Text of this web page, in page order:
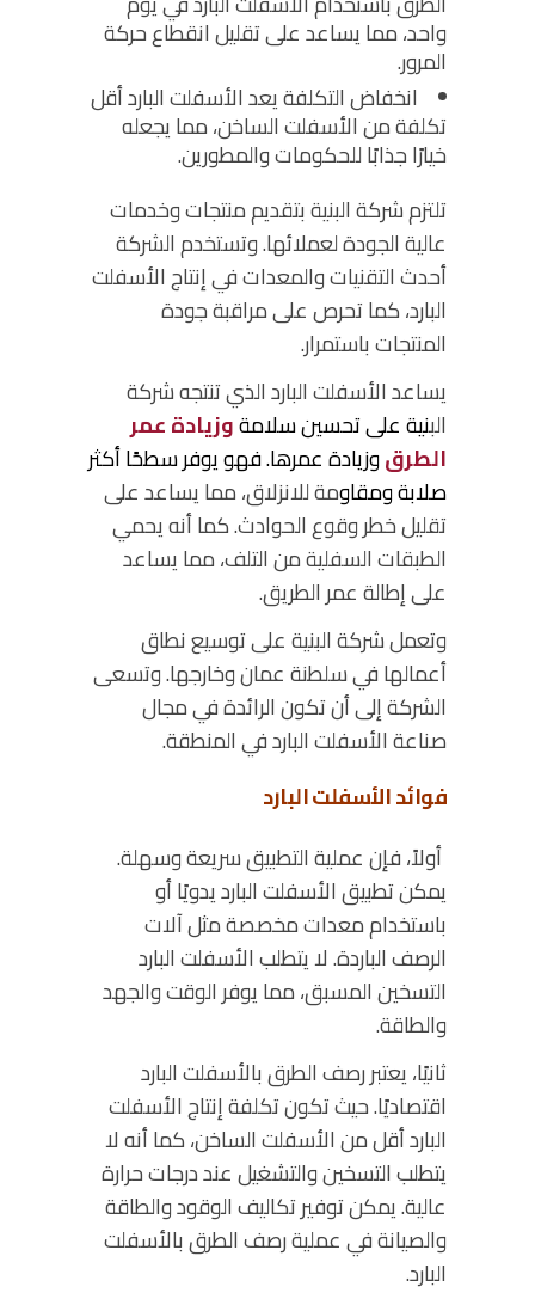
واحد، مما يساعد على تقليل انقطاع حركة
المرور.
انخفاض التكلفةيعد الأسفلت البارد أقل
تكلفة من الأسفلت الساخن، مما يجعله
خيارًا جذابًا للحكومات والمطورين.
تلتزم شركة البنية بتقديم منتجات وخدمات
عالية الجودة لعملائها. وتستخدم الشركة
أحدث التقنيات والمعدات في إنتاج الأسفلت
البارد، كما تحرص على مراقبة جودة
المنتجات باستمرار.
يساعد الأسفلت البارد الذي تنتجه شركة
البنية على تحسين سلامةوزيادة عمر
الطرقوزيادة عمرها. فهو يوفر سطحًا أكثر
صلابة ومقاومة للانزلاق، مما يساعد على
تقليل خطر وقوع الحوادث. كما أنه يحمي
الطبقات السفلية من التلف، مما يساعد
على إطالة عمر الطريق.
وتعمل شركة البنية على توسيع نطاق
أعمالها في سلطنة عمان وخارجها. وتسعى
الشركة إلى أن تكون الرائدة في مجال
صناعة الأسفلت البارد في المنطقة.
فوائد الأسفلت البارد
أولاً،فإن عملية التطبيق سريعة وسهلة.
يمكن تطبيق الأسفلت البارد يدويًا أو
باستخدام معدات مخصصة مثل آلات
الرصف الباردة. لا يتطلب الأسفلت البارد
التسخين المسبق، مما يوفر الوقت والجهد
والطاقة.
ثانيًا،يعتبر رصف الطرق بالأسفلت البارد
اقتصاديًا. حيث تكون تكلفة إنتاج الأسفلت
البارد أقل من الأسفلت الساخن، كما أنه لا
يتطلب التسخين والتشغيل عند درجات حرارة
عالية. يمكن توفير تكاليف الوقود والطاقة
والصيانة في عملية رصف الطرق بالأسفلت
البارد.